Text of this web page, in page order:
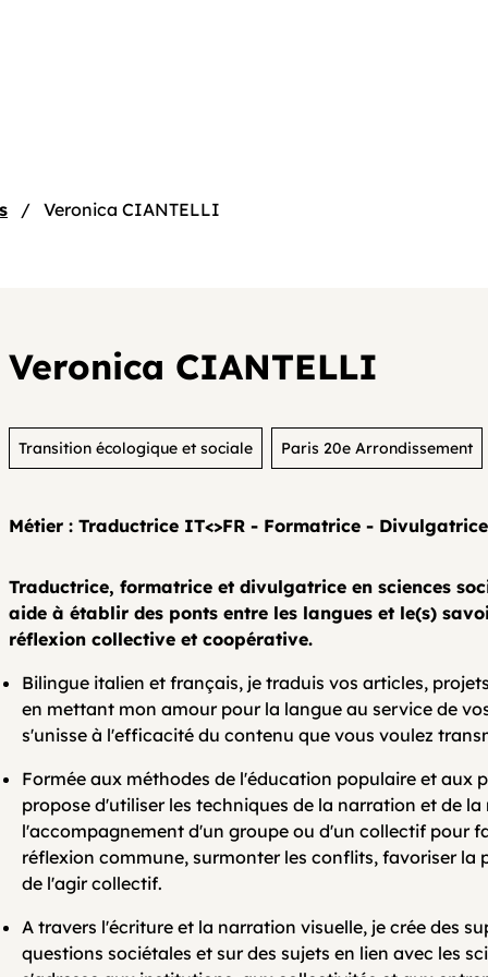
Veronica CIANTELLI
Veronica CIANTELLI
Transition écologique et sociale Paris 20e Arrondissement
Métier : Traductrice IT<>FR - Formatrice - Divulgatrice
Traductrice, formatrice et divulgatrice en sciences
aide à établir des ponts entre les langues et le(s)
réflexion collective et coopérative.
Bilingue italien et français, je traduis vos articles,
en mettant mon amour pour la langue au service de
s'unisse à l'efficacité du contenu que vous voulez
Formée aux méthodes de l'éducation populaire et aux
propose d'utiliser les techniques de la narration et de la
l'accompagnement d'un groupe ou d'un collectif pour
réflexion commune, surmonter les conflits, favoriser la
de l'agir collectif.
A travers l'écriture et la narration visuelle, je crée des
questions sociétales et sur des sujets en lien avec les